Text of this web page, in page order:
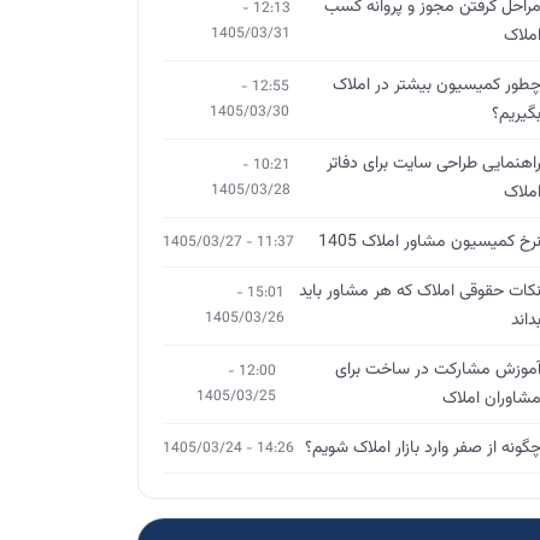
مراحل گرفتن مجوز و پروانه کسب
املاک
12:13 -
1405/03/31
چطور کمیسیون بیشتر در املاک
بگیریم؟
12:55 -
1405/03/30
راهنمایی طراحی سایت برای دفاتر
املاک
10:21 -
1405/03/28
نرخ کمیسیون مشاور املاک 1405 11:37 - 1405/03/27
نکات حقوقی املاک که هر مشاور باید
بداند
15:01 -
1405/03/26
آموزش مشارکت در ساخت برای
مشاوران املاک
12:00 -
1405/03/25
چگونه از صفر وارد بازار املاک شویم؟ 14:26 - 1405/03/24